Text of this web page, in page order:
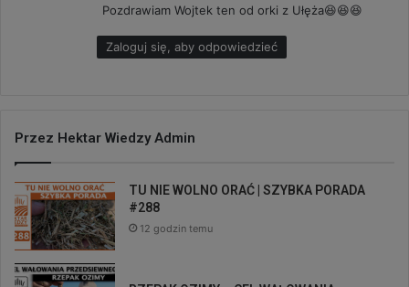
Pozdrawiam Wojtek ten od orki z Ułęża😆😆😆
Zaloguj się, aby odpowiedzieć
Przez Hektar Wiedzy Admin
TU NIE WOLNO ORAĆ | SZYBKA PORADA
#288
12 godzin temu